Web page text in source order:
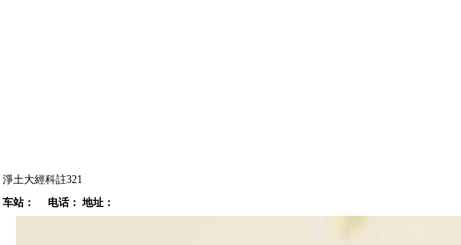
淨土大經科註321
车站：
电话： 地址：